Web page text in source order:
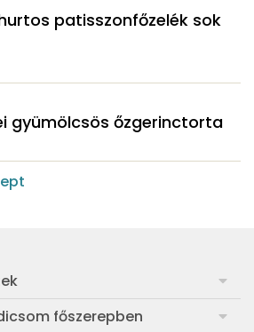
patisszonfőzelék sok
gyümölcsös őzgerinctorta
főszerepben